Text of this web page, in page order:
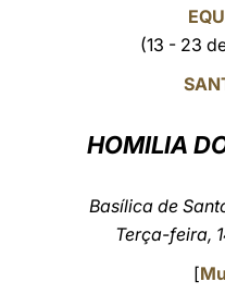
(13 - 23
HOMILIA
Basílica de
Terça-feira,
[